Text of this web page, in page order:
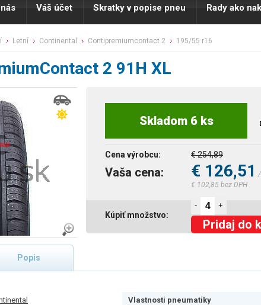
Váš účet Skratky v popise pneu Rady ako
letní continental contipremiumcontact 2 195/55 r16
2 91H XL
Skladom 6 ks
Cena výrobcu: € 254,89
Vaša cena: € 126,51
€ 102,85 bez DPH
Kúpiť množstvo:
- +
Pridaj do
Popis
Vlastnosti pneumatiky